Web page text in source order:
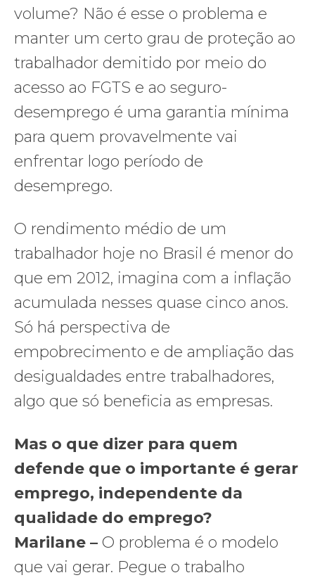
volume? Não é esse o problema e
manter um certo grau de proteção ao
trabalhador demitido por meio do
acesso ao FGTS e ao seguro-
desemprego é uma garantia mínima
para quem provavelmente vai
enfrentar logo período de
desemprego.
O rendimento médio de um
trabalhador hoje no Brasil é menor do
que em 2012, imagina com a inflação
acumulada nesses quase cinco anos.
Só há perspectiva de
empobrecimento e de ampliação das
desigualdades entre trabalhadores,
algo que só beneficia as empresas.
Mas o que dizer para quem
defende que o importante é gerar
emprego, independente da
qualidade do emprego?
Marilane – O problema é o modelo
que vai gerar. Pegue o trabalho